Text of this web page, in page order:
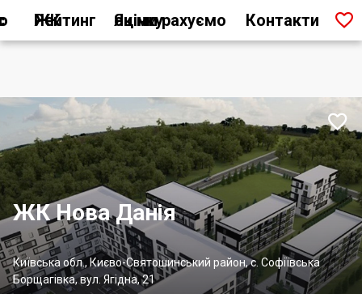
Рейтинг ЖК Як ми рахуємо оцінку Контакти 
ЖК Нова Данія
Київська обл., Києво-Святошинський район, с. Софіївська
Борщагівка, вул. Ягідна, 21
